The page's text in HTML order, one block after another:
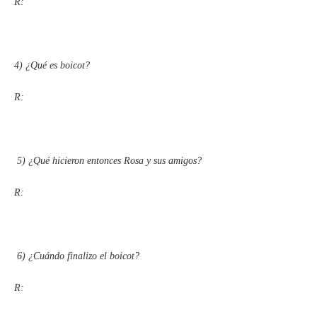
4) ¿Qué es boicot?
R:
5) ¿Qué hicieron entonces Rosa y sus amigos?
R:
6) ¿Cuándo finalizo el boicot?
R: